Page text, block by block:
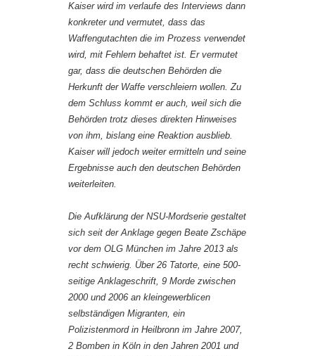
Kaiser wird im verlaufe des Interviews dann
konkreter und vermutet, dass das
Waffengutachten die im Prozess verwendet
wird, mit Fehlern behaftet ist. Er vermutet
gar, dass die deutschen Behörden die
Herkunft der Waffe verschleiern wollen. Zu
dem Schluss kommt er auch, weil sich die
Behörden trotz dieses direkten Hinweises
von ihm, bislang eine Reaktion ausblieb.
Kaiser will jedoch weiter ermitteln und seine
Ergebnisse auch den deutschen Behörden
weiterleiten.
Die Aufklärung der NSU-Mordserie gestaltet
sich seit der Anklage gegen Beate Zschäpe
vor dem OLG München im Jahre 2013 als
recht schwierig. Über 26 Tatorte, eine 500-
seitige Anklageschrift, 9 Morde zwischen
2000 und 2006 an kleingewerblicen
selbständigen Migranten, ein
Polizistenmord in Heilbronn im Jahre 2007,
2 Bomben in Köln in den Jahren 2001 und